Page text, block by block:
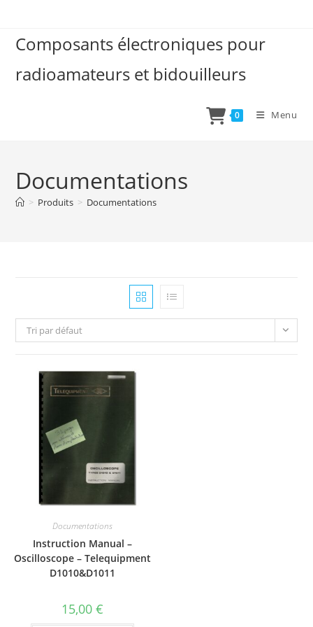
contentComposants électroniques pour
radioamateurs et bidouilleurs
0 Menu
Documentations
> Produits > Documentations
Tri par défaut
Documentations
Instruction Manual –
Oscilloscope – Telequipment
D1010&D1011
15,00€